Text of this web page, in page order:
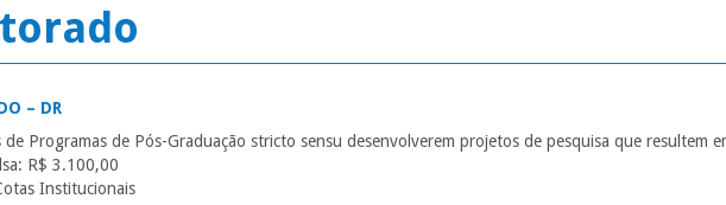
– DR
de Programas de Pós-Graduação stricto sensu desenvolverem projetos de pesquisa que resultem
R$ 3.100,00
Institucionais